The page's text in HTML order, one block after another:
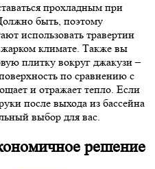
прохладным при
быть, поэтому
использовать травертин
жарком климате. Также вы
плитку вокруг джакузи –
по сравнению с
и отражает тепло. Если
после выхода из бассейна
выбор для вас.
решение